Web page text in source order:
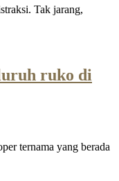
Tak jarang,
ruko di
ternama yang berada